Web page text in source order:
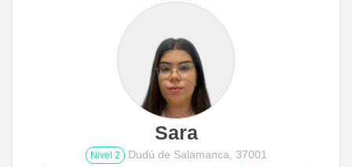
Sara
Nivel 2 Dudú de Salamanca, 37001